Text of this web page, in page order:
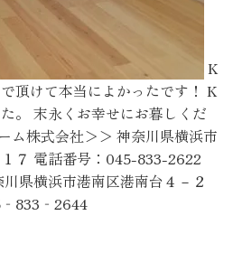
K
頂けて本当によかったです！ K
。 末永くお幸せにお暮しくだ
ム株式会社＞＞ 神奈川県横浜市
７ 電話番号：045-833-2622
県横浜市港南区港南台４－２